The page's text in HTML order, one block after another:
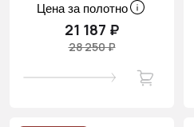
Цена за полотно
21 187 ₽
28 250 ₽